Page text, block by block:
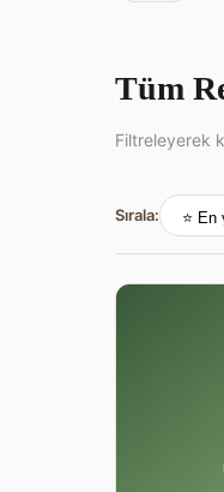
Tüm
Filtreleyerek
Sırala: